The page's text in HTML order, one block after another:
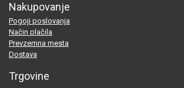
Nakupovanje
Pogoji poslovanja
Način plačila
Prevzemna mesta
Dostava
Trgovine